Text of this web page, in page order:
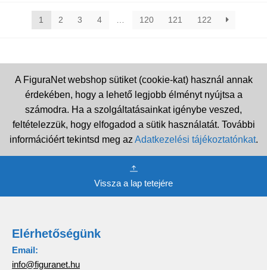
1 2 3 4 … 120 121 122
A FiguraNet webshop sütiket (cookie-kat) használ annak
érdekében, hogy a lehető legjobb élményt nyújtsa a
számodra. Ha a szolgáltatásainkat igénybe veszed,
feltételezzük, hogy elfogadod a sütik használatát. További
információért tekintsd meg az Adatkezelési tájékoztatónkat.
Vissza a lap tetejére
Elérhetőségünk
Email:
info@figuranet.hu